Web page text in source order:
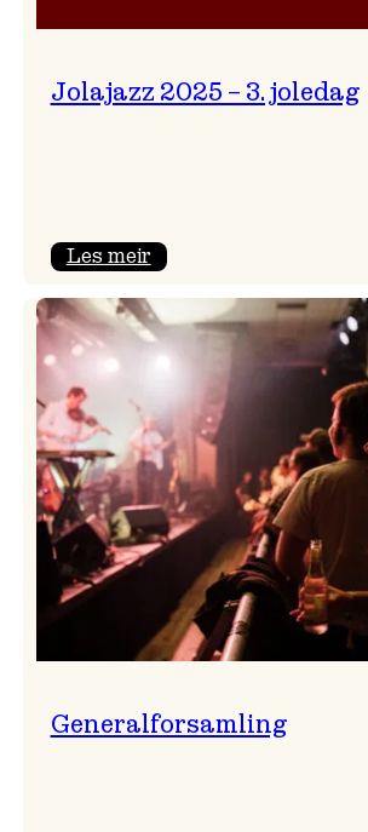
Jolajazz 2025 – 3. joledag
Les meir:
2025
–
joledag
Generalforsamling